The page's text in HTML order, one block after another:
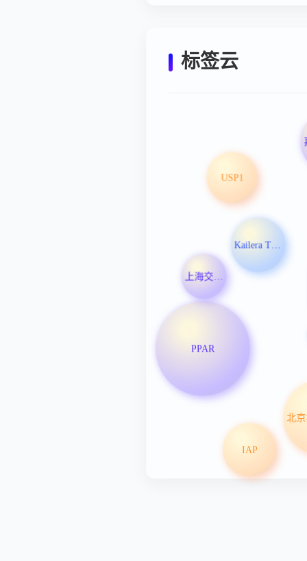
标签云
IAP
Kailera Therapeutics Inc
PPAR
USP1